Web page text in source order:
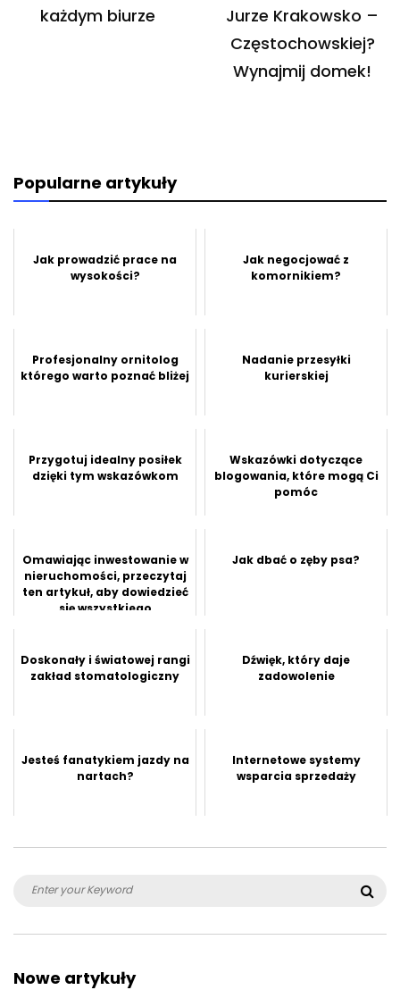
każdym biurze
Jurze Krakowsko –
Częstochowskiej?
Wynajmij domek!
Popularne artykuły
Jak prowadzić prace na
wysokości?
Jak negocjować z
komornikiem?
Profesjonalny ornitolog
którego warto poznać bliżej
Nadanie przesyłki
kurierskiej
Przygotuj idealny posiłek
dzięki tym wskazówkom
Wskazówki dotyczące
blogowania, które mogą Ci
pomóc
Omawiając inwestowanie w
nieruchomości, przeczytaj
ten artykuł, aby dowiedzieć
się wszystkiego
Jak dbać o zęby psa?
Doskonały i światowej rangi
zakład stomatologiczny
Dźwięk, który daje
zadowolenie
Jesteś fanatykiem jazdy na
nartach?
Internetowe systemy
wsparcia sprzedaży
Search
Nowe artykuły